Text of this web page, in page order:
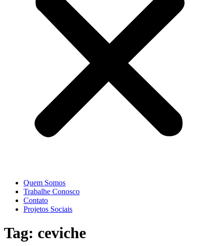
Quem Somos
Trabalhe Conosco
Contato
Projetos Sociais
Tag: ceviche